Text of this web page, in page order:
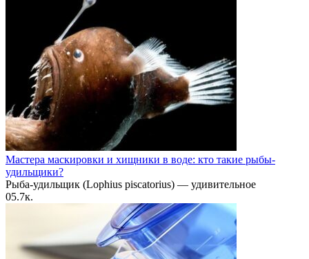
Мастера маскировки и хищники в воде: кто такие рыбы-
удильщики?
Рыба-удильщик (Lophius piscatorius) — удивительное
05.7к.